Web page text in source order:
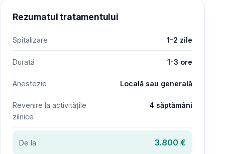
Rezumatul tratamentului
Spitalizare 1-2 zile
Durată 1-3 ore
Anestezie Locală sau generală
Revenire la activitățile
zilnice
4 săptămâni
De la 3.800 €